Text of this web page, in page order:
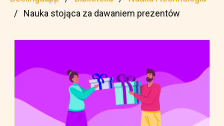
Nauka stojąca za dawaniem prezentów